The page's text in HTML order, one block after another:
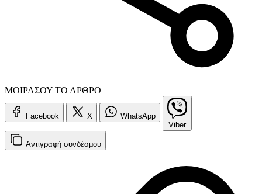
ΜΟΙΡΑΣΟΥ ΤΟ ΑΡΘΡΟ
Facebook X
WhatsApp
Viber
Αντιγραφή συνδέσμου